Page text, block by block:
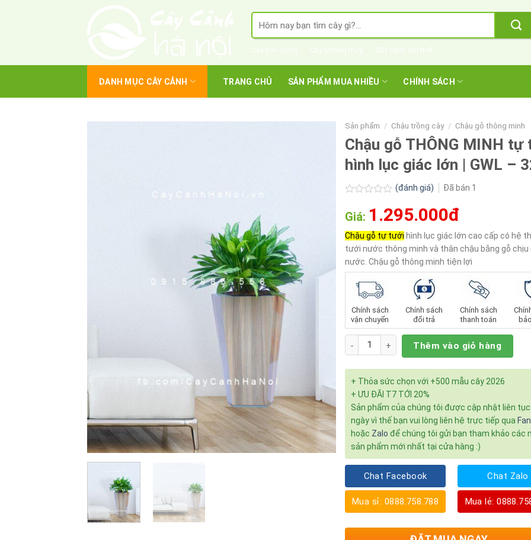
kiếm:
DANH MỤC CÂY CẢNH TRANG CHỦ SẢN PHẨM MUA NHIỀU CHÍNH SÁCH
Sản phẩm / Chậu trồng cây / Chậu gỗ thông minh
Chậu gỗ THÔNG MINH tự
hình lục giác lớn | GWL –
xếp
hạng
0.0
5
sao
(đánh giá) Đã bán 1
Giá: 1.295.000đ
Chậu gỗ tự tưới hình lục giác lớn cao cấp có hệ
tưới nước thông minh và thân chậu bằng gỗ
nước. Chậu gỗ thông minh tiện lợi
Chính sách
vận chuyển
Chính sách
đổi trả
Chính sách
thanh toán
Số lượng Thêm vào giỏ hàng
+ Thỏa sức chọn với +500 mẫu cây 2026
+ ƯU ĐÃI T7 TỚI 20%
Sản phẩm của chúng tôi được cập nhật liên
ngày vì thế bạn vui lòng liên hệ trực tiếp qua
hoặc Zalo để chúng tôi gửi bạn tham khảo các
sản phẩm mới nhất tại cửa hàng :)
Chat Facebook
Mua sỉ: 0888.758.788
Chat Zalo
Mua lẻ: